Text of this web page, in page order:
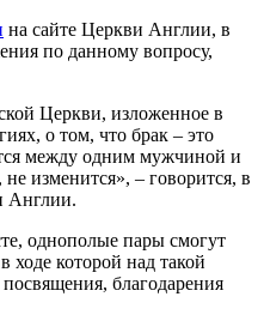
на сайте Церкви Англии, в
по данному вопросу,
Церкви, изложенное в
о том, что брак – это
между одним мужчиной и
изменится», – говорится, в
Англии.
однополые пары смогут
ходе которой над такой
благодарения